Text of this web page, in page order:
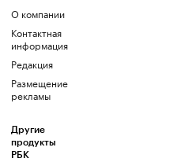
О компании
Контактная
информация
Редакция
Размещение
рекламы
Другие
продукты
РБК